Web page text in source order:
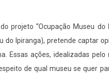
projeto “Ocupação Museu
Ipiranga), pretende captar
Essas ações, idealizadas
de qual museu se quer